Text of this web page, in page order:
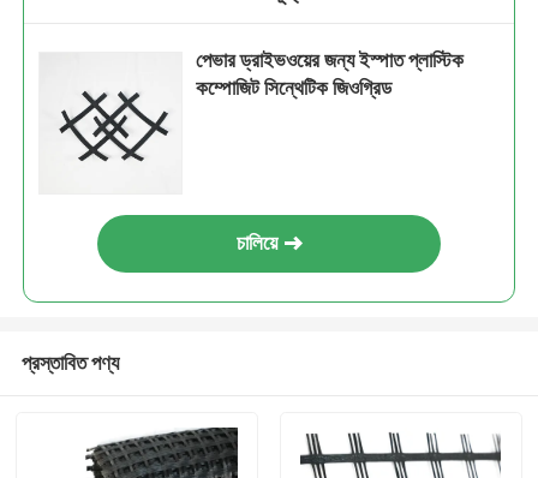
পেভার ড্রাইভওয়ের জন্য ইস্পাত প্লাস্টিক
কম্পোজিট সিন্থেটিক জিওগ্রিড
চালিয়ে
প্রস্তাবিত পণ্য